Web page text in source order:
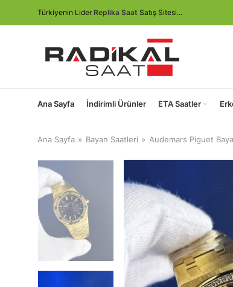
Türkiyenin Lider Replika Saat Satış Sitesi...
Ana Sayfa İndirimli Ürünler ETA Saatler
Ana Sayfa Bayan Saatleri Audemars Piguet